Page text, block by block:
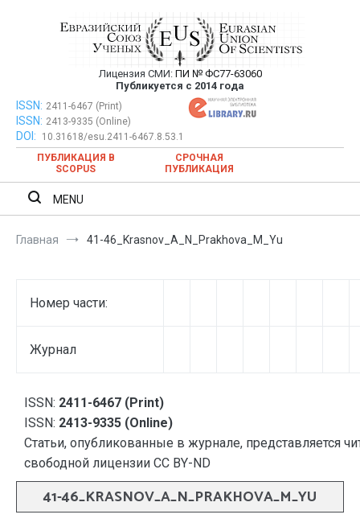
Евразийский Союз Ученых —
публикация научных статей в
ежемесячном научном журнале
Лицензия СМИ: ПИ № ФС77-63060
Публикуется с 2014 года
Евразийский Союз Ученых — публикация научных статей в
ежемесячном научном журнале
ISSN: 2411-6467 (Print)
ISSN: 2413-9335 (Online)
DOI:
10.31618/esu.2411-6467.8.53.1
ПУБЛИКАЦИЯ В
SCOPUS
СРОЧНАЯ
ПУБЛИКАЦИЯ
MENU
Главная 41-46_Krasnov_A_N_Prakhova_M_Yu
Номер части:
Журнал
ISSN: 2411-6467 (Print)
ISSN: 2413-9335 (Online)
Статьи, опубликованные в журнале, представляется
свободной лицензии CC BY-ND
41-46_KRASNOV_A_N_PRAKHOVA_M_YU